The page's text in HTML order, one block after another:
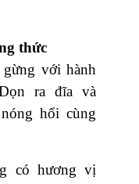
thức
với hành
ra đĩa và
hổi cùng
có hương vị